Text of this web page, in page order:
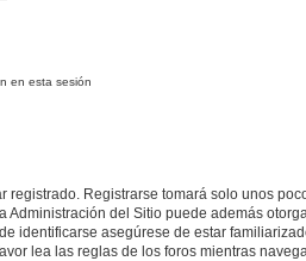
en esta sesión
registrado. Registrarse tomará solo unos
Administración del Sitio puede además
identificarse asegúrese de estar
lea las reglas de los foros mientras